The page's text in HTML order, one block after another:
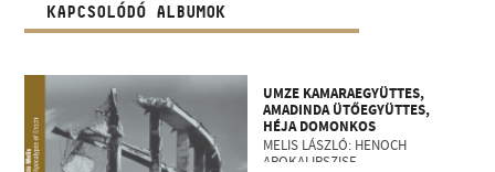
KAPCSOLÓDÓ ALBUMOK
UMZE KAMARAEGYÜTTES,
AMADINDA ÜTŐEGYÜTTES,
HÉJA DOMONKOS
MELIS LÁSZLÓ: HENOCH
APOKALIPSZISE